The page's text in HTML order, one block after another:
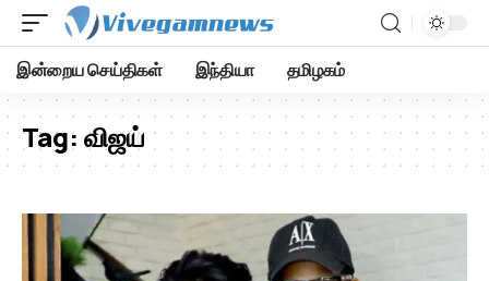
இன்றைய செய்திகள் இந்தியா தமிழகம்
Tag: விஜய்